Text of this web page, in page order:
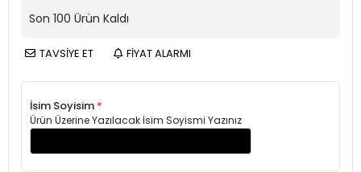
Son 100 Ürün Kaldı
TAVSİYE ET FİYAT ALARMI
İsim Soyisim *
Ürün Üzerine Yazılacak İsim Soyismi Yazınız